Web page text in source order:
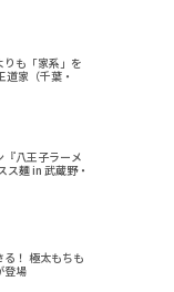
りも「家系」を
道家（千葉・
八王子ラーメ
ス麺 in 武蔵野・
！ 極太もちも
登場